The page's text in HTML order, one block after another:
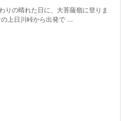
りの晴れた日に、大菩薩嶺に登りま
上日川峠から出発で ...